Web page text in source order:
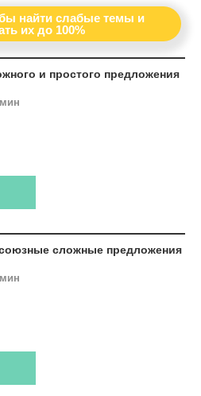
найти слабые темы и
их до 100%
и простого предложения
сложные предложения